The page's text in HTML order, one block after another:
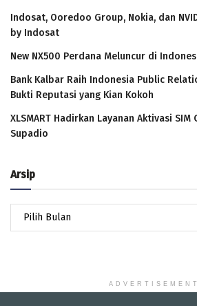
Indosat, Ooredoo Group, Nokia, dan
by Indosat
New NX500 Perdana Meluncur di
Bank Kalbar Raih Indonesia Public
Bukti Reputasi yang Kian Kokoh
XLSMART Hadirkan Layanan Aktivasi
Supadio
Arsip
Arsip
ADVERTISEMENT